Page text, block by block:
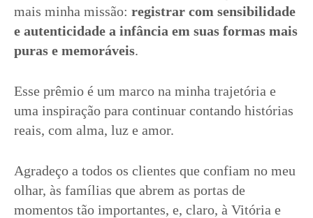
mais minha missão: registrar com sensibilidade
e autenticidade a infância em suas formas mais
puras e memoráveis.
Esse prêmio é um marco na minha trajetória e
uma inspiração para continuar contando histórias
reais, com alma, luz e amor.
Agradeço a todos os clientes que confiam no meu
olhar, às famílias que abrem as portas de
momentos tão importantes, e, claro, à Vitória e